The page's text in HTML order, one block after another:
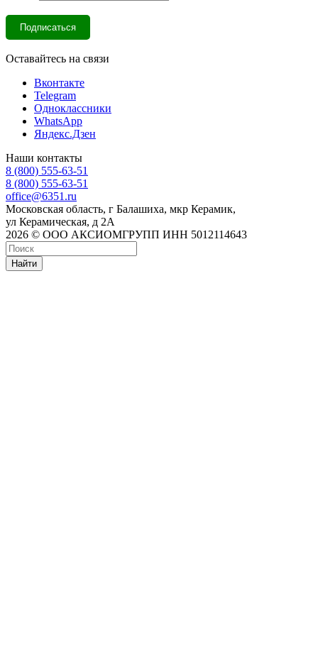
Оставайтесь на связи
Вконтакте
Telegram
Одноклассники
WhatsApp
Яндекс.Дзен
Наши контакты
8 (800) 555-63-51
8 (800) 555-63-51
office@6351.ru
Московская область, г Балашиха, мкр Керамик,
ул Керамическая, д 2А
2026 © ООО АКСИОМГРУПП ИНН 5012114643
Найти